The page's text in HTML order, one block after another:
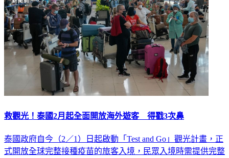
救觀光！泰國2月起全面開放海外遊客 得戳3次鼻
泰國政府自今（2／1）日起啟動「Test and Go」觀光計畫，正
式開放全球完整接種疫苗的旅客入境，民眾入境時需提供完整